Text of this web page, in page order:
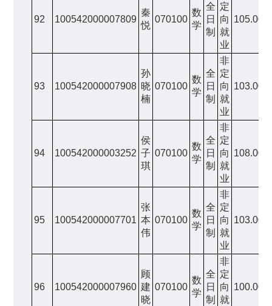
92 100542000007809
秦
悦
070100
数
学
全
日
制
定
向
就
业
105.00
93 100542000007908
孙
晓
楠
070100
数
学
全
日
制
非
定
向
就
业
103.00
94 100542000003252
侯
子
琪
070100
数
学
全
日
制
非
定
向
就
业
108.00
95 100542000007701
张
本
伟
070100
数
学
全
日
制
非
定
向
就
业
103.00
96 100542000007960
顾
建
晓
070100
数
学
全
日
制
非
定
向
就
100.00